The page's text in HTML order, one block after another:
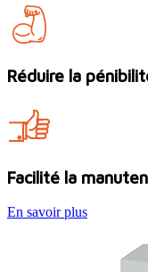
Réduire la
Facilité la
En savoir plus